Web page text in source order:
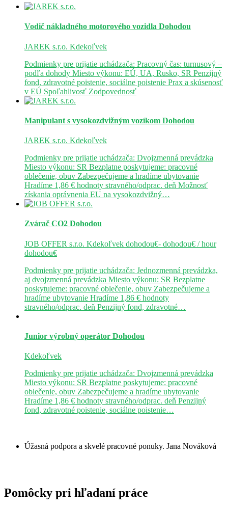
Vodič nákladného motorového vozidla Dohodou
JAREK s.r.o. Kdekoľvek
Podmienky pre prijatie uchádzača: Pracovný čas: turnusový –
podľa dohody Miesto výkonu: EÚ, UA, Rusko, SR Penzijný
fond, zdravotné poistenie, sociálne poistenie Prax a skúsenosť
v EÚ Spoľahlivosť Zodpovednosť
Manipulant s vysokozdvižným vozíkom Dohodou
JAREK s.r.o. Kdekoľvek
Podmienky pre prijatie uchádzača: Dvojzmenná prevádzka
Miesto výkonu: SR Bezplatne poskytujeme: pracovné
oblečenie, obuv Zabezpečujeme a hradíme ubytovanie
Hradíme 1,86 € hodnoty stravného/odprac. deň Možnosť
získania oprávnenia EU na vysokozdvižný…
Zvárač CO2 Dohodou
JOB OFFER s.r.o. Kdekoľvek dohodou€- dohodou€ / hour
dohodou€
Podmienky pre prijatie uchádzača: Jednozmenná prevádzka,
aj dvojzmenná prevádzka Miesto výkonu: SR Bezplatne
poskytujeme: pracovné oblečenie, obuv Zabezpečujeme a
hradíme ubytovanie Hradíme 1,86 € hodnoty
stravného/odprac. deň Penzijný fond, zdravotné…
Junior výrobný operátor Dohodou
Kdekoľvek
Podmienky pre prijatie uchádzača: Dvojzmenná prevádzka
Miesto výkonu: SR Bezplatne poskytujeme: pracovné
oblečenie, obuv Zabezpečujeme a hradíme ubytovanie
Hradíme 1,86 € hodnoty stravného/odprac. deň Penzijný
fond, zdravotné poistenie, sociálne poistenie…
Úžasná podpora a skvelé pracovné ponuky. Jana Nováková
Pomôcky pri hľadaní práce